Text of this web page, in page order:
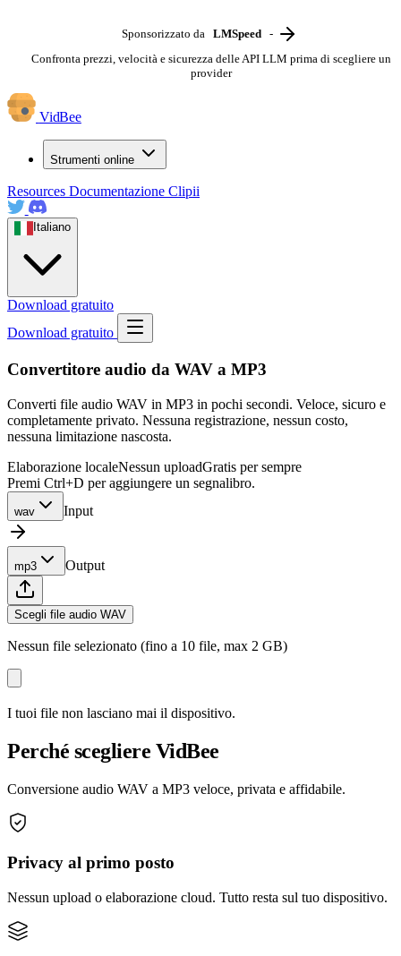
Sponsorizzato da LMSpeed
-
Confronta prezzi, velocità e sicurezza delle API LLM prima di scegliere un
provider
VidBee
Strumenti online
Resources Documentazione Clipii
Italiano
Download gratuito
Download gratuito
Convertitore audio da WAV a MP3
Converti file audio WAV in MP3 in pochi secondi. Veloce, sicuro e
completamente privato. Nessuna registrazione, nessun costo,
nessuna limitazione nascosta.
Elaborazione localeNessun uploadGratis per sempre
Premi Ctrl+D per aggiungere un segnalibro.
wav Input
mp3 Output
Scegli file audio WAV
Nessun file selezionato (fino a 10 file, max 2 GB)
I tuoi file non lasciano mai il dispositivo.
Perché scegliere VidBee
Conversione audio WAV a MP3 veloce, privata e affidabile.
Privacy al primo posto
Nessun upload o elaborazione cloud. Tutto resta sul tuo dispositivo.